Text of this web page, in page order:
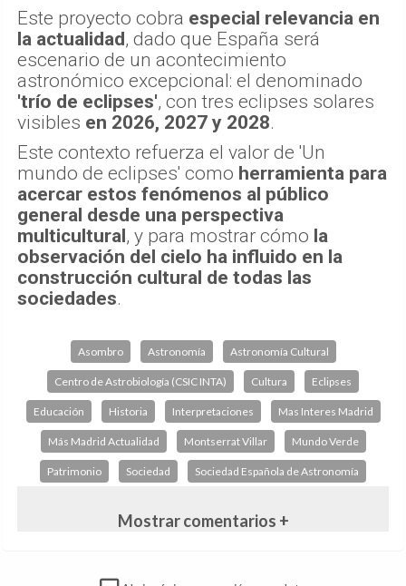
Este proyecto cobra especial relevancia en
la actualidad, dado que España será
escenario de un acontecimiento
astronómico excepcional: el denominado
'trío de eclipses', con tres eclipses solares
visibles en 2026, 2027 y 2028.
Este contexto refuerza el valor de 'Un
mundo de eclipses' como herramienta para
acercar estos fenómenos al público
general desde una perspectiva
multicultural, y para mostrar cómo la
observación del cielo ha influido en la
construcción cultural de todas las
sociedades.
Asombro Astronomía Astronomía Cultural
Centro de Astrobiología (CSIC INTA) Cultura Eclipses
Educación Historia Interpretaciones Mas Interes Madrid
Más Madrid Actualidad Montserrat Villar Mundo Verde
Patrimonio Sociedad Sociedad Española de Astronomía
Mostrar comentarios +